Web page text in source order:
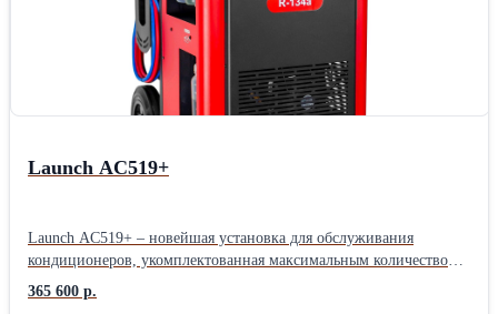
сертифицированных по стандартам CE).Производитель: Launch
Назначение: Для автосервиса Тип: Электрогидравлические
Количество стоек: Двухстоечные Грузоподъемность: 3,5 тонны
Страна: Китайские
Launch AC519+
Launch AC519+ – новейшая установка для обслуживания
кондиционеров, укомплектованная максимальным количеством
функций и возможностей. Полностью автоматическая, подходит
для бензиновых, дизельных, электрических и гибридных
365 600 р.